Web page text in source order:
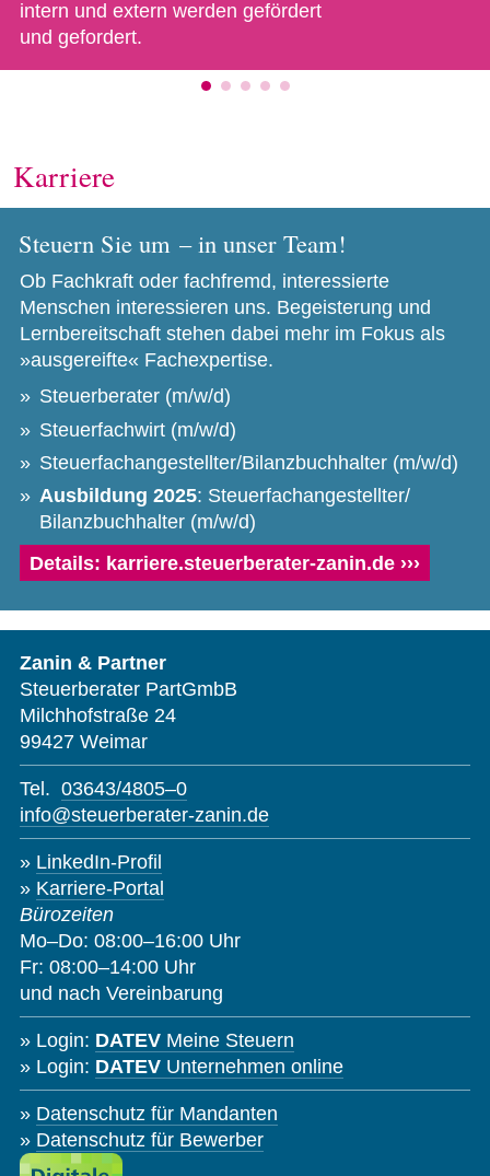
intern und extern werden gefördert
und gefordert.
Karriere
Steuern Sie um – in unser Team!
Ob Fachkraft oder fachfremd, interessierte
Menschen interessieren uns. Begeisterung und
Lernbereitschaft stehen dabei mehr im Fokus als
»ausgereifte« Fachexpertise.
Steuerberater (m/​w/​d)
Steuerfachwirt (m/​w/​d)
Steuerfachangestellter/​Bilanzbuchhalter (m/​w/​d)
Ausbildung 2025: Steuerfachangestellter/​
Bilanzbuchhalter (m/​w/​d)
Details: karriere.steuerberater-zanin.de ›››
Zanin & Partner
Steuerberater PartGmbB
Milchhofstraße 24
99427 Weimar
Tel. 03643/​4805–0
info@steuerberater-zanin.de
LinkedIn-Profil
Karriere-Portal
Bürozeiten
Mo–Do: 08:00–16:00 Uhr
Fr: 08:00–14:00 Uhr
und nach Vereinbarung
Login: DATEV Meine Steuern
Login: DATEV Unternehmen online
Datenschutz für Mandanten
Datenschutz für Bewerber